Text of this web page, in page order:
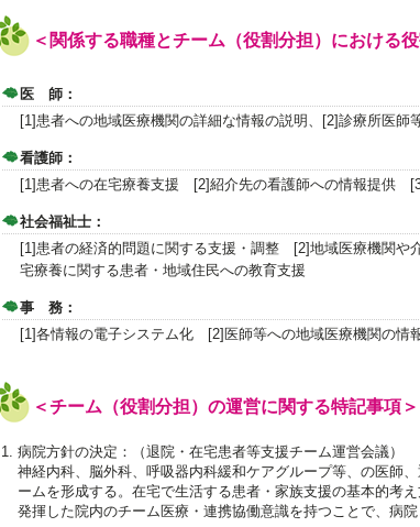
＜関係する職種とチーム（役割分担）における
医 師：
[1]患者への地域医療機関の詳細な情報の説明、[2]診療所医
看護師：
[1]患者への在宅療養支援 [2]紹介先の看護師への情報提供
社会福祉士：
[1]患者の経済的問題に関する支援・調整 [2]地域医療機関
宅療養に関する患者・地域住民への教育支援
事 務：
[1]各情報の電子システム化 [2]医師等への地域医療機関の
＜チーム（役割分担）の運営に関する特記事項＞
病院方針の決定：（退院・在宅患者等支援チーム運営会議）
神経内科、脳外科、呼吸器内科緩和ケアグループ等、の医師
ームを形成する。在宅で生活する患者・家族支援の基本的考
発揮した院内のチーム医療・連携協働意識を持つことで、病